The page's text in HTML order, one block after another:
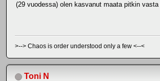
(29 vuodessa) olen kasvanut maata pitkin
>--> Chaos is order understood only a few <--<
Toni N